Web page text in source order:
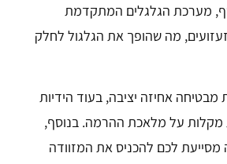
מערכת הגלגלים המתקדמת
מה שהופך את הגלגול לחלק
מבטיחה אחיזה יציבה, בעוד הידיות
מקלות על מלאכת ההרמה. בנוסף,
לכם להכניס את המזוודה